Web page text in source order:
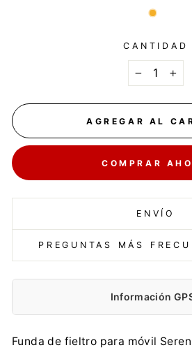
CANTIDAD
+
AGREGAR AL
COMPRAR
ENVÍO
PREGUNTAS MÁS
Información
Fabricante:
ARCO DESIGN Sp. z
Funda de fieltro para móvil